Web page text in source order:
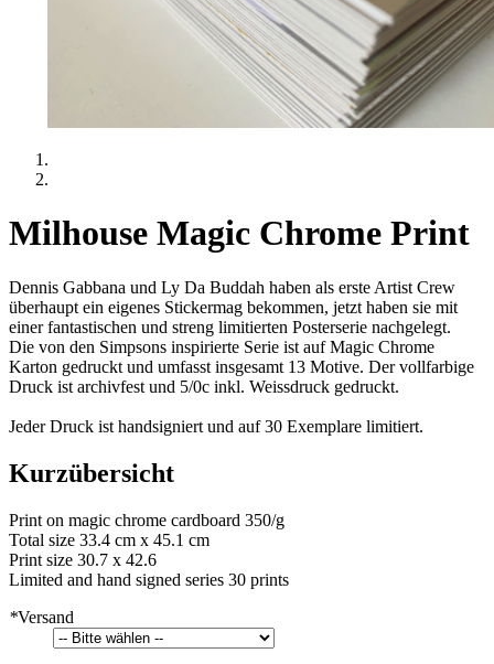
Milhouse Magic Chrome Print
Dennis Gabbana und Ly Da Buddah haben als erste Artist Crew
überhaupt ein eigenes Stickermag bekommen, jetzt haben sie mit
einer fantastischen und streng limitierten Posterserie nachgelegt.
Die von den Simpsons inspirierte Serie ist auf Magic Chrome
Karton gedruckt und umfasst insgesamt 13 Motive. Der vollfarbige
Druck ist archivfest und 5/0c inkl. Weissdruck gedruckt.
Jeder Druck ist handsigniert und auf 30 Exemplare limitiert.
Kurzübersicht
Print on magic chrome cardboard 350/g
Total size 33.4 cm x 45.1 cm
Print size 30.7 x 42.6
Limited and hand signed series 30 prints
*Versand